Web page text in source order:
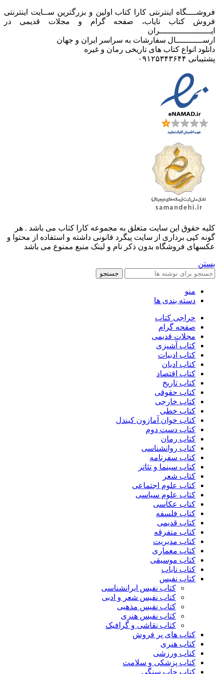
فروشــــگاه اینترنتی کارا کتاب اولین و بزرگترین ســایت اینترنتی
فروش کتاب نایاب، صفحه گرام و مجلات قدیمی در
ایـــــــــــــــــــــران
ارســـــــــــال سفارشات به سراسر ایران و جهان
دانلود انواع کتاب های تاریخی رمان و غیره
پشتیبانی ۰۹۱۲۵۳۴۳۶۴۴
کليه حقوق اين سايت متعلق به مجموعه کارا کتاب می باشد . هر
گونه کپی برداری از سایت پیگرد قانونی داشته و استفاده از محتوا و
عکسهای فروشگاه بدون ذکر نام و لینک منبع ممنوع می باشد
بستن
جستجو
منو
دسته بندی ها
حراجی کتاب
صفحه گرام
مجلات قدیمی
کتاب آشپزی
کتاب ادبیات
کتاب ادیان
کتاب اقتصاد
کتاب تاریخ
کتاب حقوقی
کتاب خارجی
کتاب خطی
کتاب خوان آمازون کیندل
کتاب دست دوم
کتاب رمان
کتاب روانشناسی
کتاب سفرنامه
کتاب سینما و تئاتر
کتاب شعر
کتاب علوم اجتماعی
کتاب علوم سیاسی
کتاب عکاسی
کتاب فلسفه
کتاب قدیمی
کتاب متفرقه
کتاب مدیریت
کتاب معماری
کتاب موسیقی
کتاب نایاب
کتاب نفیس
کتاب نفیس ایرانشناسی
کتاب نفیس شعر و ادبی
کتاب نفیس مذهبی
کتاب نفیس هنری
کتاب نقاشی و گرافیک
کتاب های پر فروش
کتاب هنری
کتاب ورزشی
کتاب پزشکی و سلامت
کتاب چاپ سنگی